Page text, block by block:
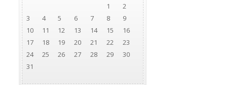
1
2
3
4 5 6 7 8
9
10
11 12 13 14 15
16
17
18 19 20 21 22
23
24
25 26 27 28 29
30
31